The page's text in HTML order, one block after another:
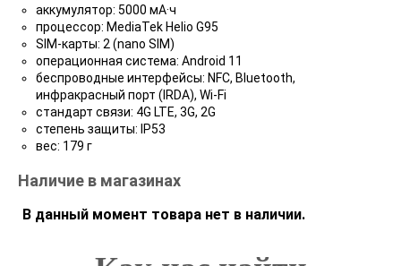
аккумулятор: 5000 мА·ч
процессор: MediaTek Helio G95
SIM-карты: 2 (nano SIM)
операционная система: Android 11
беспроводные интерфейсы: NFC, Bluetooth,
инфракрасный порт (IRDA), Wi-Fi
стандарт связи: 4G LTE, 3G, 2G
степень защиты: IP53
вес: 179 г
Наличие в магазинах
В данный момент товара нет в наличии.